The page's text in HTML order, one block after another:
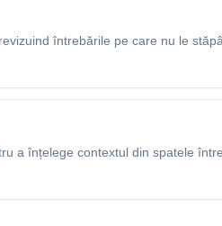
întrebările pe care nu le
a înțelege contextul din spatele